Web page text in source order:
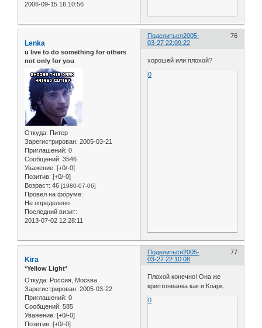
2006-09-15 16:10:56
Поделиться 76
2005-
03-27 22:09:22
Lenka
u live to do something for others
not only for you
Откуда: Питер
Зарегистрирован: 2005-03-21
Приглашений: 0
Сообщений: 3546
Уважение: [+0/-0]
Позитив: [+0/-0]
Возраст: 46 [1980-07-06]
Провел на форуме:
Не определено
Последний визит:
2013-07-02 12:28:11
хорошей или плохой?
0
Поделиться 77
2005-
03-27 22:10:08
Kira
*Yellow Light*
Откуда: Россия, Москва
Зарегистрирован: 2005-03-22
Приглашений: 0
Сообщений: 585
Уважение: [+0/-0]
Позитив: [+0/-0]
Плохой конечно! Она же
криптонианка как и Кларк.
0